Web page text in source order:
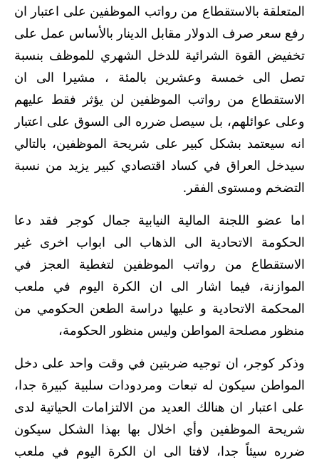
المرحلة الاعدادية
كتب مدرسية
المرحلة الابتدائية
المرحلة المتوسطة
المرحلة الاعدادية
المرحلة الابتدائية
المرحلة المتوسطة
المرحلة الاعدادية
دروس
المرحلة المتوسطة
المرحلة الاعدادية
مواضيع انشاء
المتعلقة بالاستقطاع من رواتب الموظفين على اعتبار ان
رفع سعر صرف الدولار مقابل الدينار بالأساس عمل على
تخفيض القوة الشرائية للدخل الشهري للموظف بنسبة
تصل الى خمسة وعشرين بالمئة ، مشيرا الى ان
الاستقطاع من رواتب الموظفين لن يؤثر فقط عليهم
وعلى عوائلهم، بل سيصل ضرره الى السوق على اعتبار
انه سيعتمد بشكل كبير على شريحة الموظفين، بالتالي
سيدخل العراق في كساد اقتصادي كبير يزيد من نسبة
التضخم ومستوى الفقر.
اما عضو اللجنة المالية النيابية جمال كوجر فقد دعا
الحكومة الاتحادية الى الذهاب الى ابواب اخرى غير
الاستقطاع من رواتب الموظفين لتغطية العجز في
الموازنة، فيما اشار الى ان الكرة اليوم في ملعب
المحكمة الاتحادية و عليها دراسة الطعن الحكومي من
منظور مصلحة المواطن وليس منظور الحكومة،
وذكر كوجر، ان توجيه ضربتين في وقت واحد على دخل
المواطن سيكون له تبعات ومردودات سلبية كبيرة جدا،
على اعتبار ان هنالك العديد من الالتزامات الحياتية لدى
شريحة الموظفين وأي اخلال بها بهذا الشكل سيكون
ضرره سيئاً جدا، لافتا الى ان الكرة اليوم في ملعب